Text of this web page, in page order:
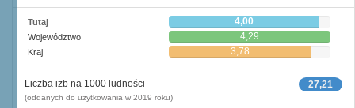
Tutaj 4,00
Województwo 4,29
Kraj 3,78
27,21
Liczba izb na 1000 ludności
(oddanych do użytkowania w 2019 roku)